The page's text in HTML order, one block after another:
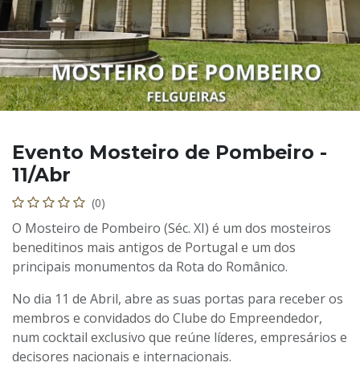
Evento Mosteiro de Pombeiro -
11/Abr
(0)
O Mosteiro de Pombeiro (Séc. XI) é um dos mosteiros
beneditinos mais antigos de Portugal e um dos
principais monumentos da Rota do Românico.
No dia 11 de Abril, abre as suas portas para receber os
membros e convidados do Clube do Empreendedor,
num cocktail exclusivo que reúne líderes, empresários e
decisores nacionais e internacionais.